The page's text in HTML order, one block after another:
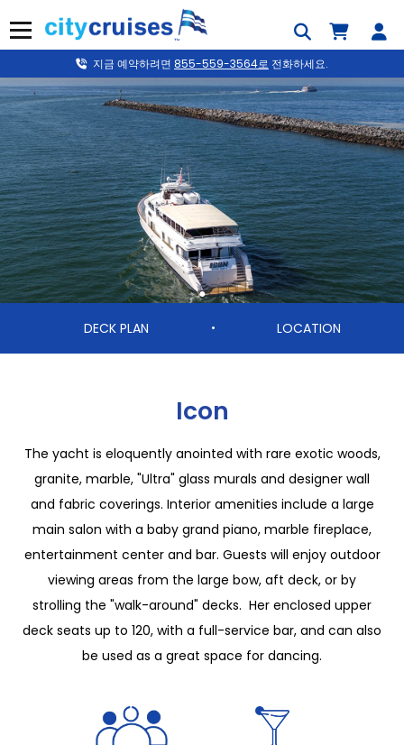
건
너
뛰
기
메뉴
지금 예약하려면 855-559-3564로 전화하세요.
DECK PLAN • LOCATION
Icon
The yacht is eloquently anointed with rare exotic woods,
granite, marble, "Ultra" glass murals and designer wall
and fabric coverings. Interior amenities include a large
main salon with a baby grand piano, marble fireplace,
entertainment center and bar. Guests will enjoy outdoor
viewing areas from the large bow, aft deck, or by
strolling the "walk-around" decks. Her enclosed upper
deck seats up to 120, with a full-service bar, and can also
be used as a great space for dancing.